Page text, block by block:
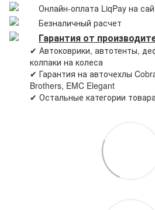
Онлайн-оплата LiqPay на
Безналичный расчет
Гарантия от
✔ Автоковрики, автотенты,
колпаки на колеса
✔ Гарантия на авточехлы
Brothers, EMC Elegant
✔ Остальные категории товара